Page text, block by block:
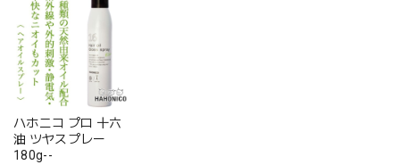
ハホニコ プロ 十六
油 ツヤスプレー
180g--